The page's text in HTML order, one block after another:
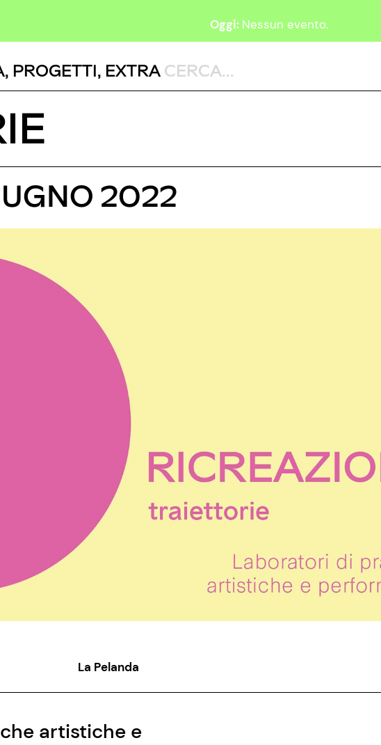
Oggi: Nessun evento.
, PROGETTI, EXTRA
2022
La Pelanda
artistiche e